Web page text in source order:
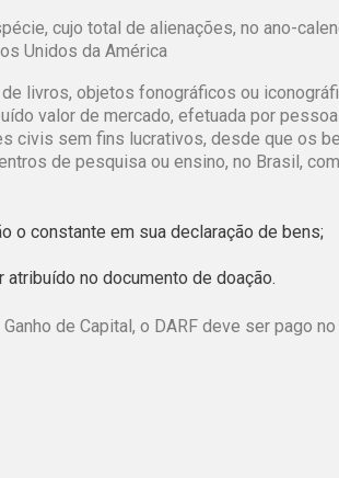
cujo total de alienações, no ano-
Unidos da América
livros, objetos fonográficos ou
valor de mercado, efetuada por
civis sem fins lucrativos, desde que os
de pesquisa ou ensino, no Brasil,
o constante em sua declaração de bens;
no documento de doação.
de Capital, o DARF deve ser pago